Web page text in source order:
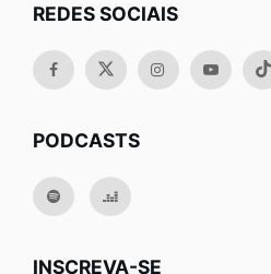
REDES SOCIAIS
PODCASTS
INSCREVA-SE